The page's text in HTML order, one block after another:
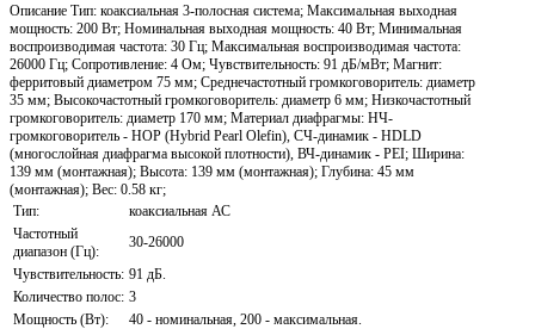
Описание Тип: коаксиальная 3-полосная система; Максимальная выходная
мощность: 200 Вт; Номинальная выходная мощность: 40 Вт; Минимальная
воспроизводимая частота: 30 Гц; Максимальная воспроизводимая частота:
26000 Гц; Сопротивление: 4 Ом; Чувствительность: 91 дБ/мВт; Магнит:
ферритовый диаметром 75 мм; Среднечастотный громкоговоритель: диаметр
35 мм; Высокочастотный громкоговоритель: диаметр 6 мм; Низкочастотный
громкоговоритель: диаметр 170 мм; Материал диафрагмы: НЧ-
громкоговоритель - HOP (Hybrid Pearl Olefin), СЧ-динамик - HDLD
(многослойная диафрагма высокой плотности), ВЧ-динамик - PEI; Ширина:
139 мм (монтажная); Высота: 139 мм (монтажная); Глубина: 45 мм
(монтажная); Вес: 0.58 кг;
Тип:
коаксиальная АС
Частотный
диапазон (Гц):
30-26000
Чувствительность: 91 дБ.
Количество полос: 3
Мощность (Вт):
40 - номинальная, 200 - максимальная.